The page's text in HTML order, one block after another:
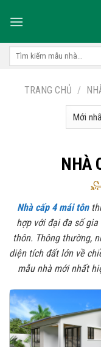
Tìm
TRANG CHỦ /
NHÀ
Nhà cấp 4 mái tôn
hợp với đại đa số
thôn. Thông thường,
diện tích đất lớn về
mẫu nhà mới nhất